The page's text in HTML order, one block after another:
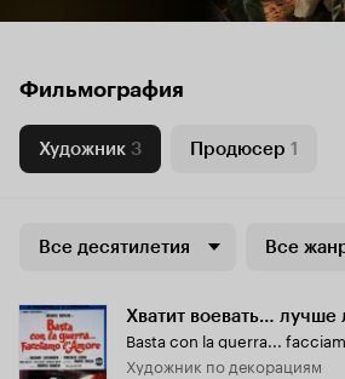
Фильмография
Художник 3 Продюсер 1
Все десятилетия Все
Хватит воевать… лучше
Basta con la guerra...
Художник по декорациям